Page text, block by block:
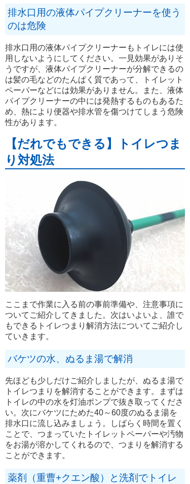
排水口用の液体パイプクリーナーを使う
のは危険
排水口用の液体パイプクリーナーもトイレには使
用しないようにしてください。一見効果がありそ
うですが、液体パイプクリーナーが分解できるの
は髪の毛などのたんぱく質であって、トイレット
ペーパーなどには効果がありません。また、液体
パイプクリーナーの中には発熱するものもあるた
め、熱により便器や排水管を傷つけてしまう危険
性があります。
【だれでもできる】トイレつま
り対処法
ここまで作業に入る前の事前準備や、注意事項に
ついてご紹介してきました。次はいよいよ、誰で
もできるトイレつまり解消方法についてご紹介し
ていきます。
バケツの水、ぬるま湯で解消
先ほども少しだけご紹介しましたが、ぬるま湯で
トイレつまりを解消することができます。まずは
トイレの中の水を灯油ポンプで抜き取ってくださ
い。次にバケツにためた40～60度のぬるま湯を
排水口に流し込みましょう。しばらく時間を置く
ことで、つまっていたトイレットペーパーや汚物
をお湯が溶かしてくれるので、つまりを解消する
ことができます。
薬剤（重曹+クエン酸）と洗剤でトイレ